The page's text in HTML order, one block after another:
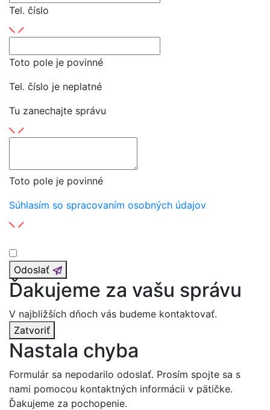
Tel. číslo
Toto pole je povinné
Tel. číslo je neplatné
Tu zanechajte správu
Toto pole je povinné
Súhlasím so spracovaním osobných údajov
Odoslať
Ďakujeme za vašu správu
V najbližších dňoch vás budeme kontaktovať.
Zatvoriť
Nastala chyba
Formulár sa nepodarilo odoslať. Prosím spojte sa s
nami pomocou kontaktných informácii v pätičke.
Ďakujeme za pochopenie.